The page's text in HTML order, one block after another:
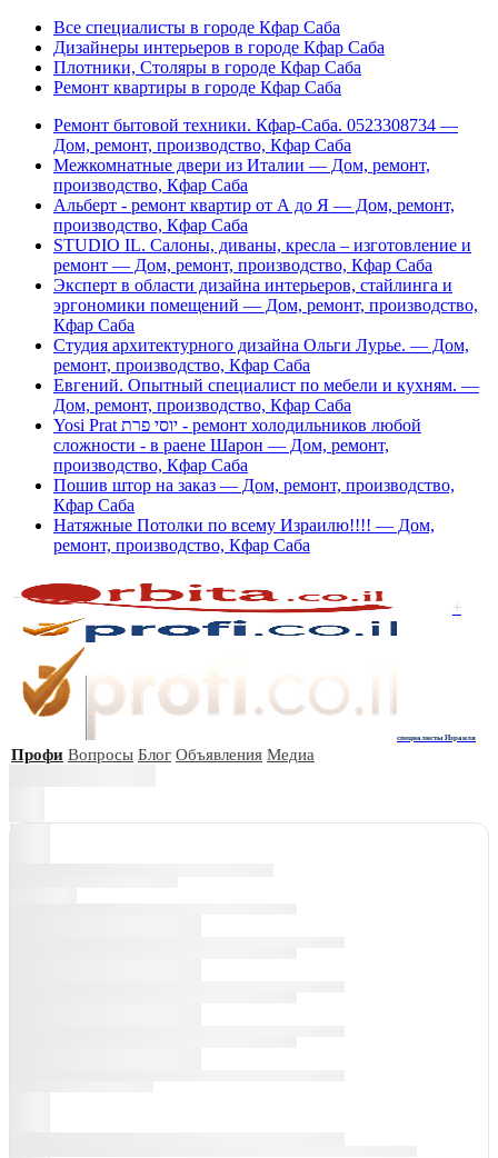
Все специалисты в городе Кфар Саба
Дизайнеры интерьеров в городе Кфар Саба
Плотники, Столяры в городе Кфар Саба
Ремонт квартиры в городе Кфар Саба
Ремонт бытовой техники. Кфар-Саба. 0523308734 —
Дом, ремонт, производство, Кфар Саба
Межкомнатные двери из Италии — Дом, ремонт,
производство, Кфар Саба
Альберт - ремонт квартир от А до Я — Дом, ремонт,
производство, Кфар Саба
STUDIO IL. Салоны, диваны, кресла – изготовление и
ремонт — Дом, ремонт, производство, Кфар Саба
Эксперт в области дизайна интерьеров, стайлинга и
эргономики помещений — Дом, ремонт, производство,
Кфар Саба
Студия архитектурного дизайна Ольги Лурье. — Дом,
ремонт, производство, Кфар Саба
Евгений. Опытный специалист по мебели и кухням. —
Дом, ремонт, производство, Кфар Саба
Yosi Prat יוסי פרת - ремонт холодильников любой
сложности - в раене Шарон — Дом, ремонт,
производство, Кфар Саба
Пошив штор на заказ — Дом, ремонт, производство,
Кфар Саба
Натяжные Потолки по всему Израилю!!!! — Дом,
ремонт, производство, Кфар Саба
+
специалисты Израиля
Профи Вопросы Блог Объявления Медиа